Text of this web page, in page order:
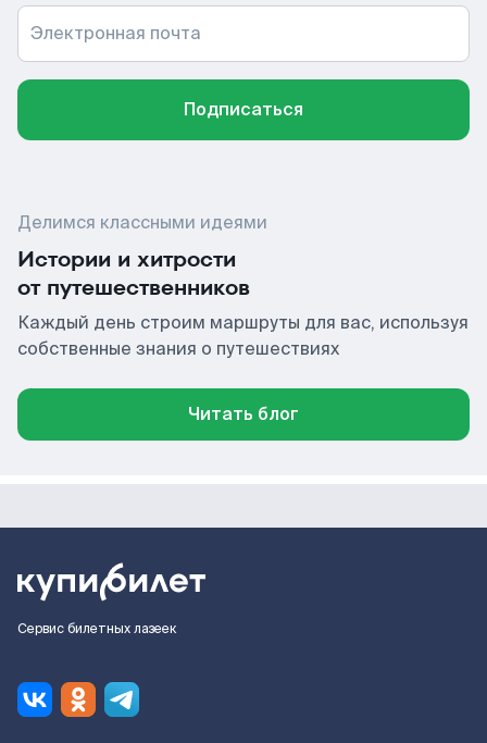
Электронная почта
Подписаться
Делимся классными идеями
Истории и хитрости
от путешественников
Каждый день строим маршруты для вас, используя
собственные знания о путешествиях
Читать блог
Сервис билетных лазеек